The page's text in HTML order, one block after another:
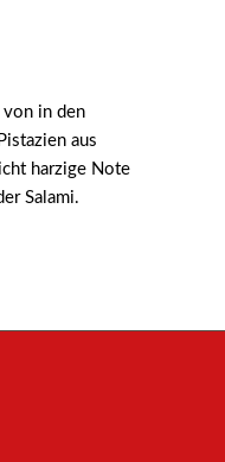
von in den
aus
harzige Note
Salami.